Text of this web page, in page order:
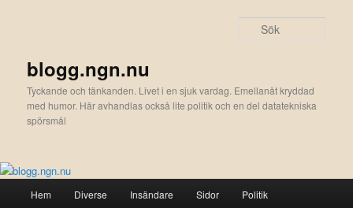
blogg.ngn.nu
Tyckande och tänkanden. Livet i en sjuk vardag. Emellanåt kryddad
med humor. Här avhandlas också lite politik och en del datatekniska
spörsmål
Hem Diverse Insändare Sidor Politik